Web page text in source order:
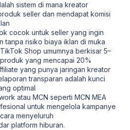
sistem di mana kreator
seller dan mendapat komisi
cocok untuk seller yang ingin
tanpa risiko biaya iklan di muka
Shop umumnya berkisar 5–
yang mencapai 20%
yang punya jaringan kreator
transparan adalah kunci
optimal
atau MCN seperti MCN MEA
untuk mengelola kampanye
menyeluruh
platform hiburan.